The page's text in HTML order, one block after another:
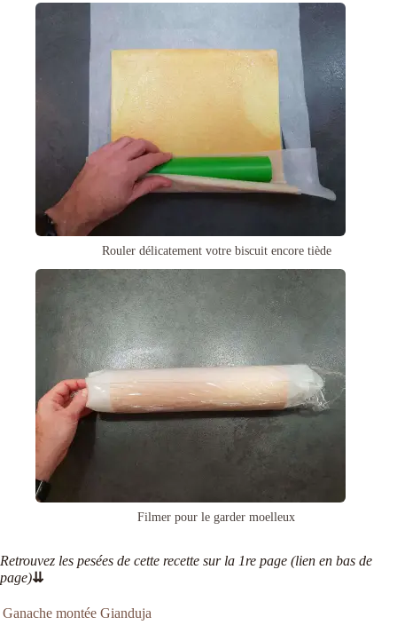
Rouler délicatement votre biscuit encore tiède
Filmer pour le garder moelleux
Retrouvez les pesées de cette recette sur la 1re page (lien en bas de
page)⇊
Ganache montée Gianduja